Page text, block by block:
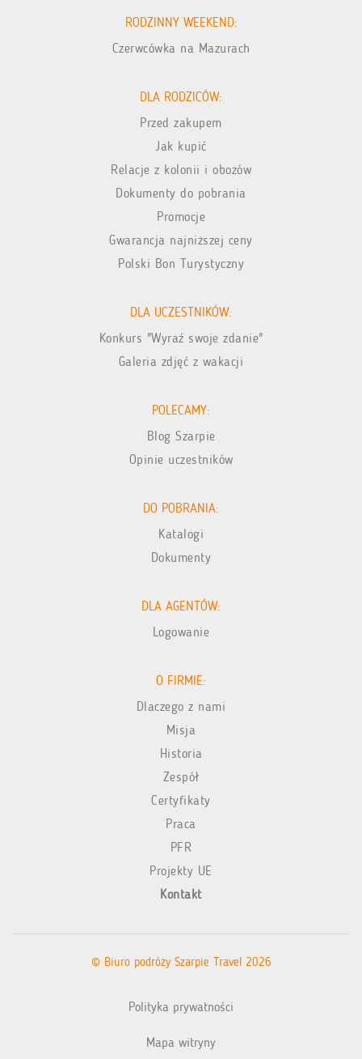
RODZINNY WEEKEND:
Czerwcówka na Mazurach
DLA RODZICÓW:
Przed zakupem
Jak kupić
Relacje z kolonii i obozów
Dokumenty do pobrania
Promocje
Gwarancja najniższej ceny
Polski Bon Turystyczny
DLA UCZESTNIKÓW:
Konkurs "Wyraź swoje zdanie"
Galeria zdjęć z wakacji
POLECAMY:
Blog Szarpie
Opinie uczestników
DO POBRANIA:
Katalogi
Dokumenty
DLA AGENTÓW:
Logowanie
O FIRMIE:
Dlaczego z nami
Misja
Historia
Zespół
Certyfikaty
Praca
PFR
Projekty UE
Kontakt
© Biuro podróży Szarpie Travel 2026
Polityka prywatności
Mapa witryny